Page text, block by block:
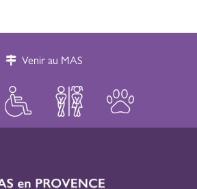
Venir au MAS